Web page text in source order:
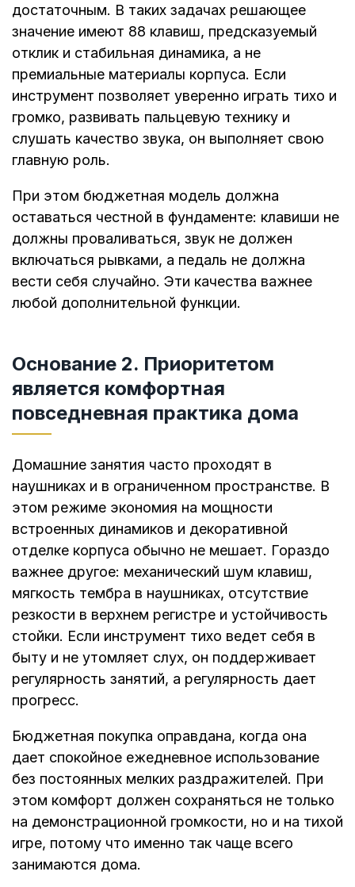
достаточным. В таких задачах решающее
значение имеют 88 клавиш, предсказуемый
отклик и стабильная динамика, а не
премиальные материалы корпуса. Если
инструмент позволяет уверенно играть тихо и
громко, развивать пальцевую технику и
слушать качество звука, он выполняет свою
главную роль.
При этом бюджетная модель должна
оставаться честной в фундаменте: клавиши не
должны проваливаться, звук не должен
включаться рывками, а педаль не должна
вести себя случайно. Эти качества важнее
любой дополнительной функции.
Основание 2. Приоритетом
является комфортная
повседневная практика дома
Домашние занятия часто проходят в
наушниках и в ограниченном пространстве. В
этом режиме экономия на мощности
встроенных динамиков и декоративной
отделке корпуса обычно не мешает. Гораздо
важнее другое: механический шум клавиш,
мягкость тембра в наушниках, отсутствие
резкости в верхнем регистре и устойчивость
стойки. Если инструмент тихо ведет себя в
быту и не утомляет слух, он поддерживает
регулярность занятий, а регулярность дает
прогресс.
Бюджетная покупка оправдана, когда она
дает спокойное ежедневное использование
без постоянных мелких раздражителей. При
этом комфорт должен сохраняться не только
на демонстрационной громкости, но и на тихой
игре, потому что именно так чаще всего
занимаются дома.